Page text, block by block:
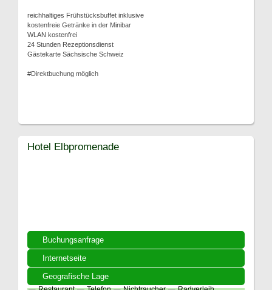
reichhaltiges Frühstücksbuffet inklusive
kostenfreie Getränke in der Minibar
WLAN kostenfrei
24 Stunden Rezeptionsdienst
Gästekarte Sächsische Schweiz
#Direktbuchung möglich
Buchungsanfrage
Internetseite
Geografische Lage
Hotel Elbpromenade